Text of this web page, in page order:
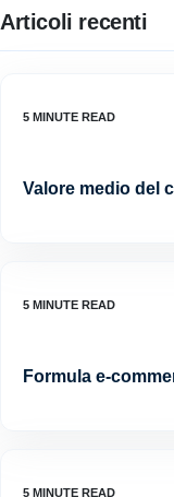
Articoli recenti
Valore medio del
Formula e-